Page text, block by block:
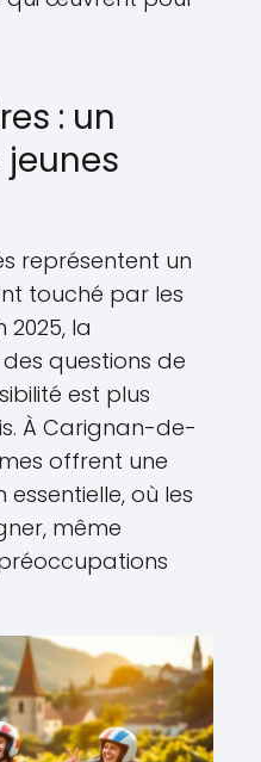
: un
représentent un
touché par les
2025, la
questions de
est plus
À Carignan-de-
offrent une
où les
même